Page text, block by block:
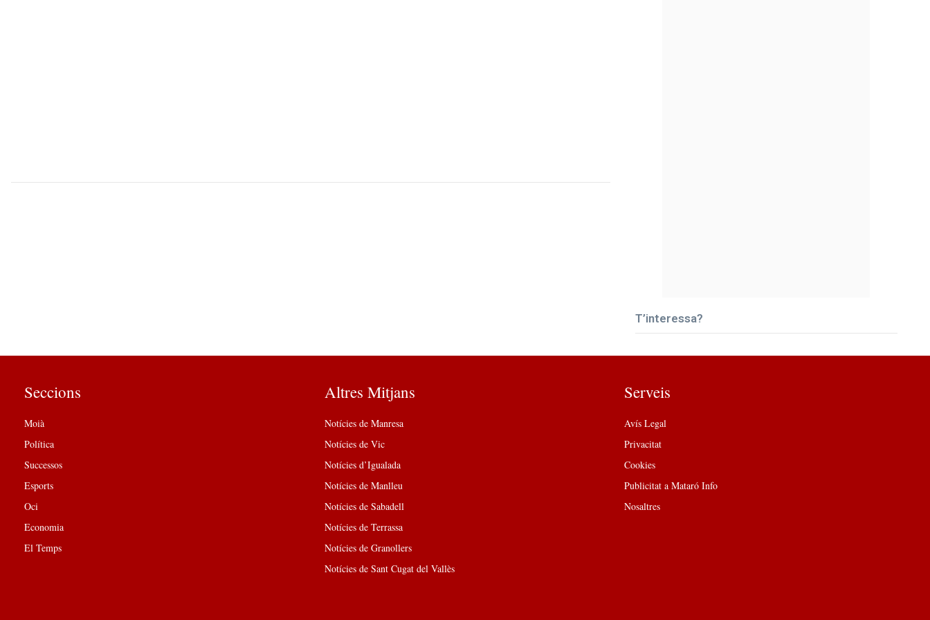
T’interessa?
Seccions
Moià
Política
Successos
Esports
Oci
Economia
El Temps
Altres Mitjans
Notícies de Manresa
Notícies de Vic
Notícies d’Igualada
Notícies de Manlleu
Notícies de Sabadell
Notícies de Terrassa
Notícies de Granollers
Notícies de Sant Cugat del Vallès
Serveis
Avís Legal
Privacitat
Cookies
Publicitat a Mataró Info
Nosaltres